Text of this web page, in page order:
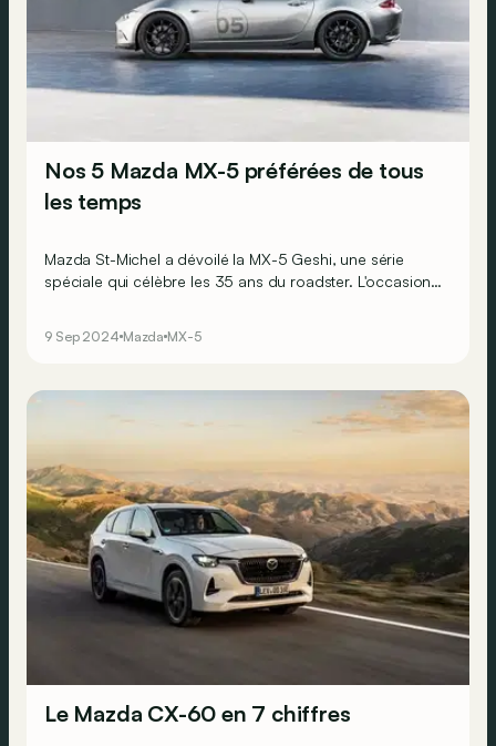
Nos 5 Mazda MX-5 préférées de tous
les temps
Mazda St-Michel a dévoilé la MX-5 Geshi, une série
spéciale qui célèbre les 35 ans du roadster. L'occasion
9 Sep 2024 Mazda MX-5
Le Mazda CX-60 en 7 chiffres